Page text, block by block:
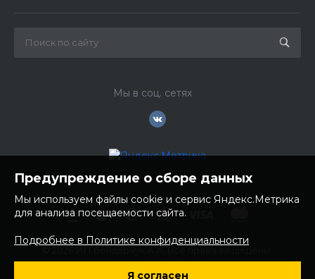
Мы в соц. сетях
ИНН: 252100758085
Предупреждение о сборе данных
Мы используем файлы cookie и сервис Яндекс.Метрика
для анализа посещаемости сайта.
Подробнее в Политике конфиденциальности
Я согласен